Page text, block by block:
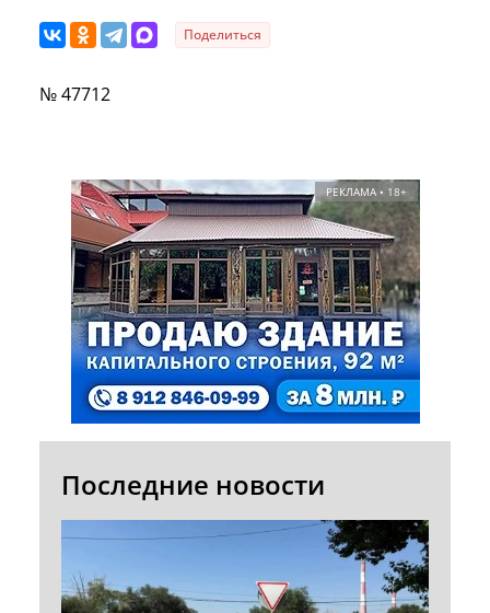
Поделиться
№ 47712
РЕКЛАМА • 18+
Последние новости